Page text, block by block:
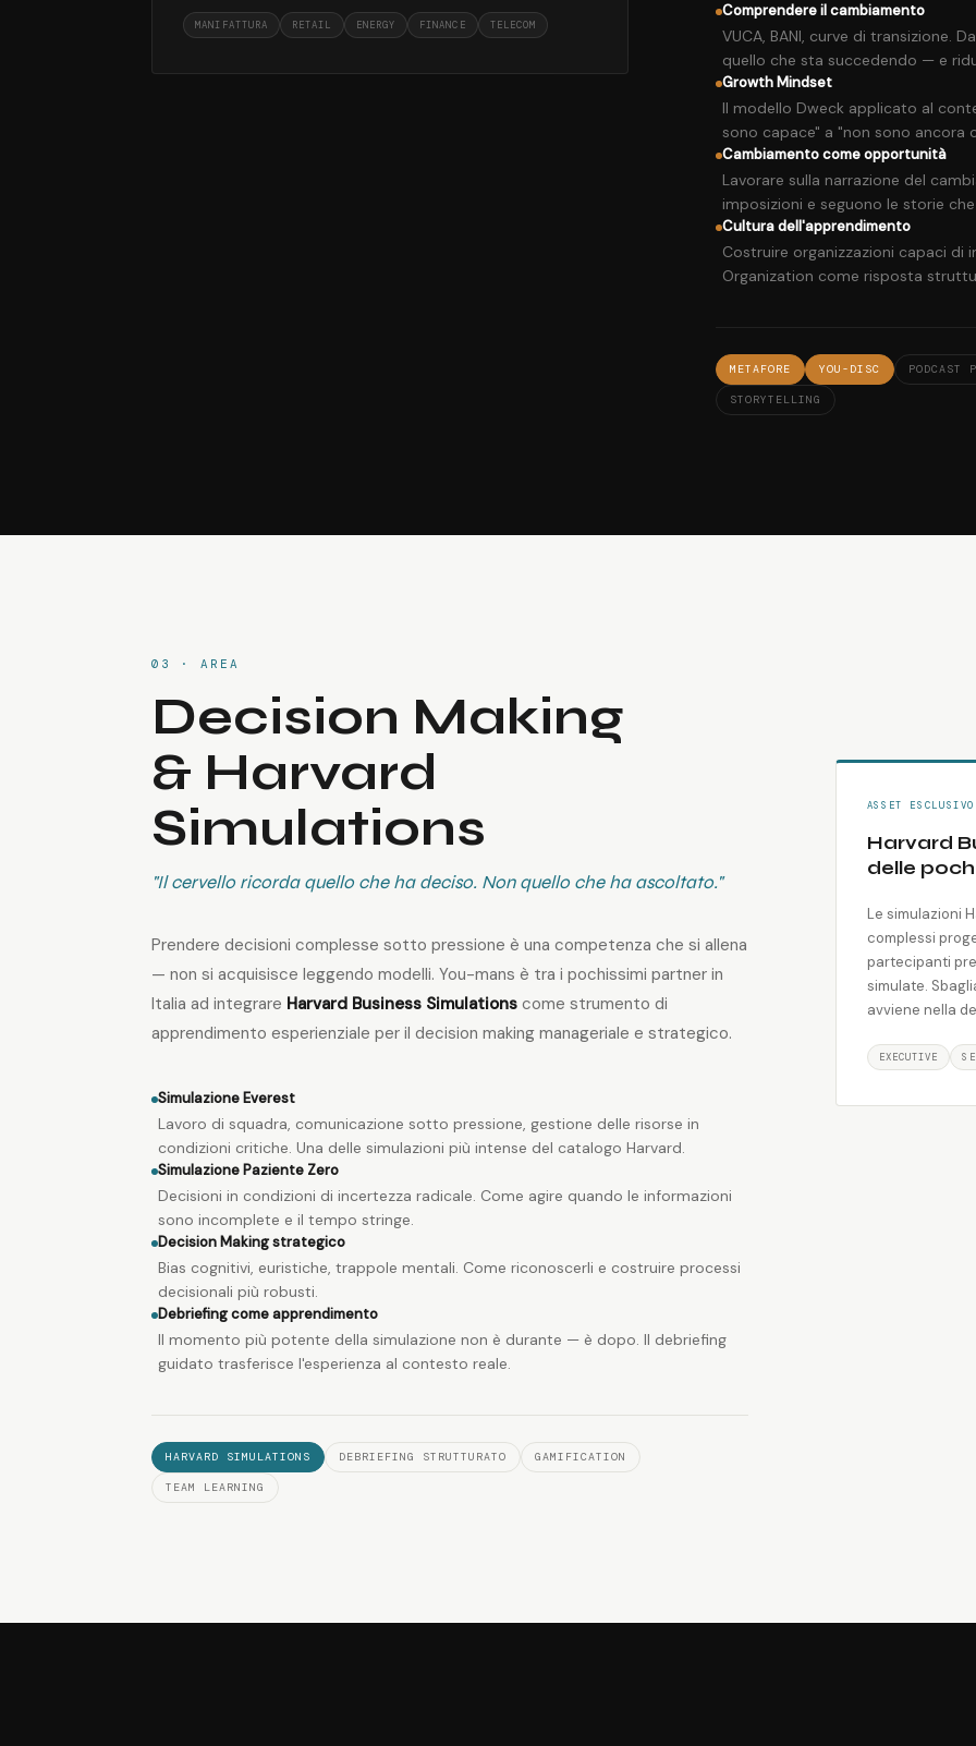
Comprendere il cambiamento
VUCA, BANI, curve di transizione.
quello che sta succedendo — e
Growth Mindset
Il modello Dweck applicato al
sono capace" a "non sono ancora
Cambiamento come opportunità
Lavorare sulla narrazione del
imposizioni e seguono le storie
Cultura dell'apprendimento
Costruire organizzazioni capaci
Organization come risposta
METAFORE YOU-DISC PODCAST
STORYTELLING
MANIFATTURA RETAIL ENERGY FINANCE TELECOM
03 · AREA
Decision Making
& Harvard
Simulations
"Il cervello ricorda quello che ha deciso. Non quello che ha ascoltato."
Prendere decisioni complesse sotto pressione è una competenza che si allena
— non si acquisisce leggendo modelli. You-mans è tra i pochissimi partner in
Italia ad integrare Harvard Business Simulations come strumento di
apprendimento esperienziale per il decision making manageriale e strategico.
Simulazione Everest
Lavoro di squadra, comunicazione sotto pressione, gestione delle risorse in
condizioni critiche. Una delle simulazioni più intense del catalogo Harvard.
Simulazione Paziente Zero
Decisioni in condizioni di incertezza radicale. Come agire quando le informazioni
sono incomplete e il tempo stringe.
Decision Making strategico
Bias cognitivi, euristiche, trappole mentali. Come riconoscerli e costruire processi
decisionali più robusti.
Debriefing come apprendimento
Il momento più potente della simulazione non è durante — è dopo. Il debriefing
guidato trasferisce l'esperienza al contesto reale.
HARVARD SIMULATIONS DEBRIEFING STRUTTURATO GAMIFICATION
TEAM LEARNING
ASSET ESCLUSIVO
Harvard
delle
Le simulazioni
complessi
partecipanti
simulate.
avviene nella
EXECUTIVE